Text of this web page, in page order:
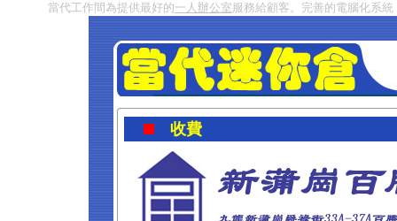
當代工作間為提供最好的一人辦公室服務給顧客。完善的電腦化系
收費